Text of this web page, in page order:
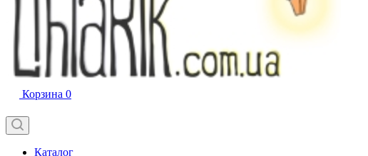
Корзина 0
Каталог